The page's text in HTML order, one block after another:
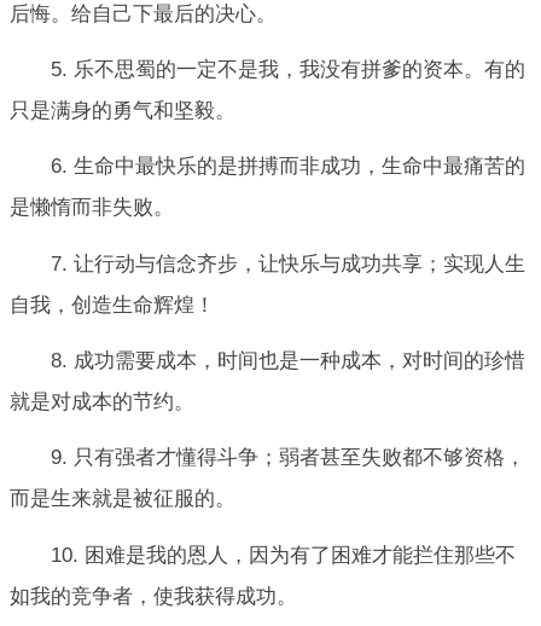
后悔。给自己下最后的决心。
5. 乐不思蜀的一定不是我，我没有拼爹的资本。有的
只是满身的勇气和坚毅。
6. 生命中最快乐的是拼搏而非成功，生命中最痛苦的
是懒惰而非失败。
7. 让行动与信念齐步，让快乐与成功共享；实现人生
自我，创造生命辉煌！
8. 成功需要成本，时间也是一种成本，对时间的珍惜
就是对成本的节约。
9. 只有强者才懂得斗争；弱者甚至失败都不够资格，
而是生来就是被征服的。
10. 困难是我的恩人，因为有了困难才能拦住那些不
如我的竞争者，使我获得成功。